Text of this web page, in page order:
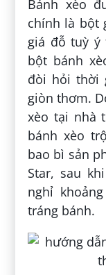
Bánh xèo
chính là bột
giá đỗ tuỳ ý
bột bánh
đòi hỏi thời
giòn thơm.
xèo tại nhà
bánh xèo
bao bì sản
Star, sau
nghỉ
tráng bánh.